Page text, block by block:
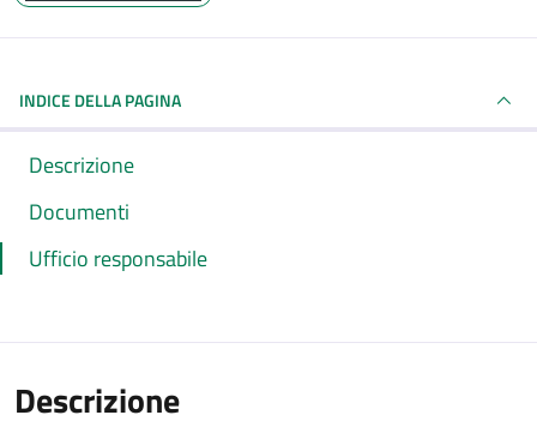
INDICE DELLA PAGINA
Descrizione
Documenti
Ufficio responsabile
Descrizione